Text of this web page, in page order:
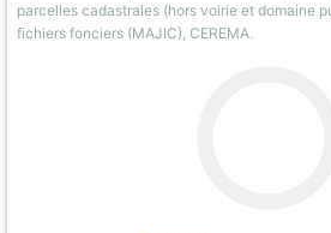
parcelles cadastrales (hors voirie et domaine
fichiers fonciers (MAJIC), CEREMA.